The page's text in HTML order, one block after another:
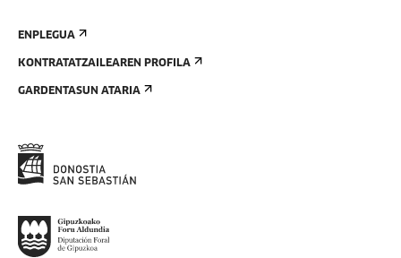
ENPLEGUA
KONTRATATZAILEAREN PROFILA
GARDENTASUN ATARIA